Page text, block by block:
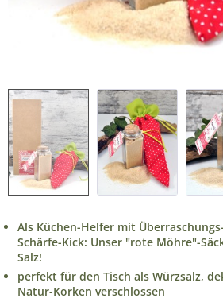
Als Küchen-Helfer mit
Schärfe-Kick: Unser "rote Möhre"-
Salz!
perfekt für den Tisch als Würzsalz,
Natur-Korken verschlossen